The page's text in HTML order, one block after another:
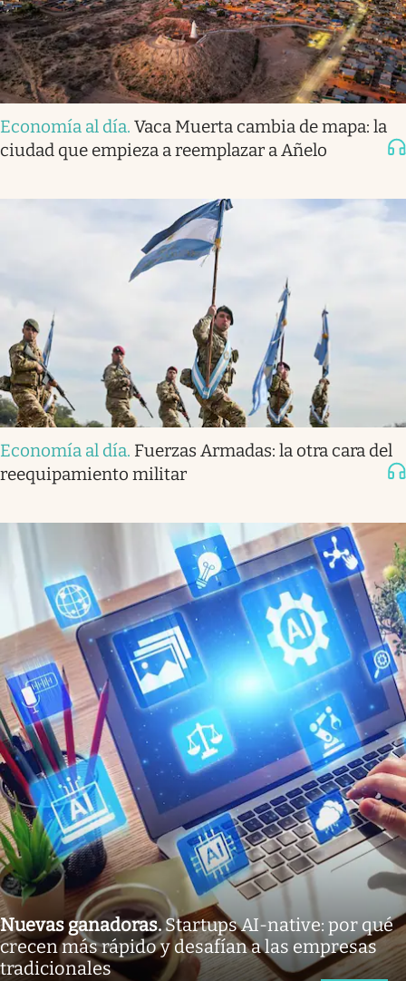
Economía al día. Vaca Muerta cambia de mapa: la
ciudad que empieza a reemplazar a Añelo
Economía al día. Fuerzas Armadas: la otra cara del
reequipamiento militar
Nuevas ganadoras.Startups AI-native: por qué
crecen más rápido y desafían a las empresas
tradicionales